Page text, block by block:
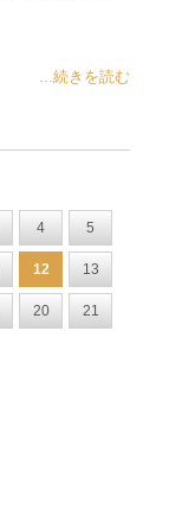
...続きを読む
4 5
12 13
20 21